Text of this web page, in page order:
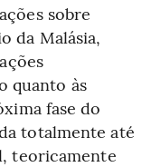
sobre
da Malásia,
quanto às
fase do
totalmente até
teoricamente